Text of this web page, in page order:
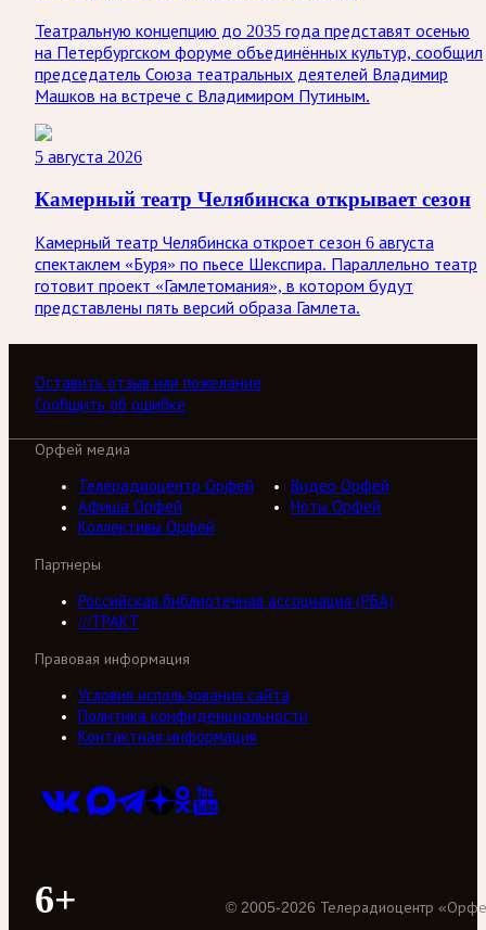
Театральную концепцию до 2035 года представят осенью
на Петербургском форуме объединённых культур, сообщил
председатель Союза театральных деятелей Владимир
Машков на встрече с Владимиром Путиным.
5 августа 2026
Камерный театр Челябинска открывает сезон
Камерный театр Челябинска откроет сезон 6 августа
спектаклем «Буря» по пьесе Шекспира. Параллельно театр
готовит проект «Гамлетомания», в котором будут
представлены пять версий образа Гамлета.
Оставить отзыв или пожелание
Сообщить об ошибке
Орфей медиа
Телерадиоцентр Орфей
Видео Орфей
Афиша Орфей
Ноты Орфей
Коллективы Орфей
Партнеры
Российская библиотечная ассоциация (РБА)
///ТРАКТ
Правовая информация
Условия использования сайта
Политика конфиденциальности
Контактная информация
6+ © 2005-2026 Телерадиоцентр